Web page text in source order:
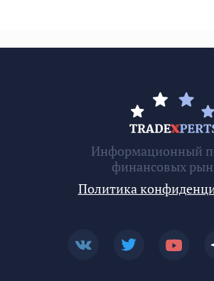
Информационный
финансовых
Политика